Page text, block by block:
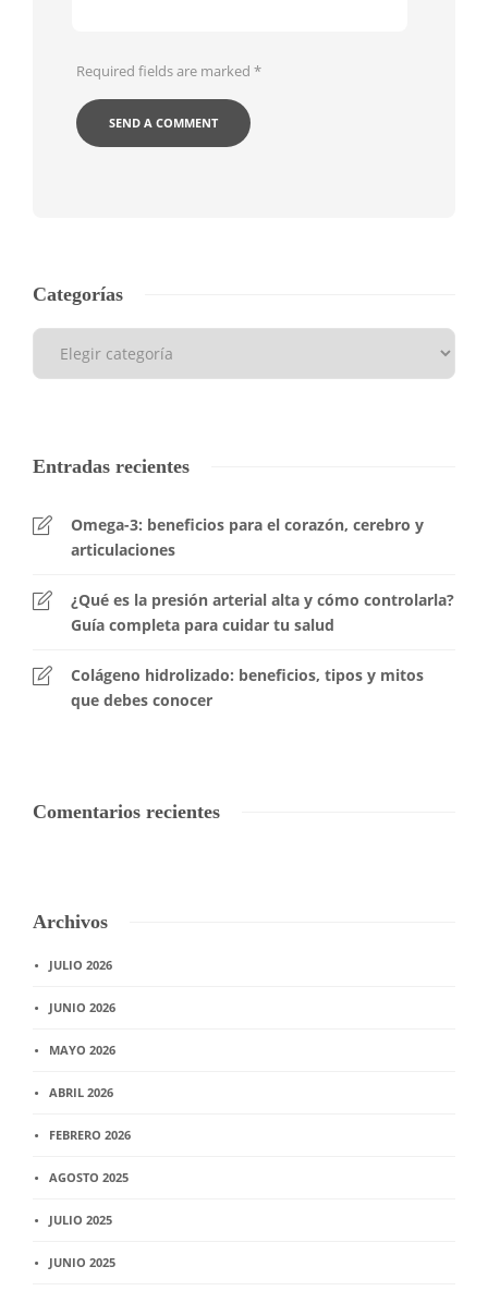
Required fields are marked *
Categorías
Entradas recientes
Omega-3: beneficios para el corazón, cerebro y
articulaciones
¿Qué es la presión arterial alta y cómo controlarla?
Guía completa para cuidar tu salud
Colágeno hidrolizado: beneficios, tipos y mitos
que debes conocer
Comentarios recientes
Archivos
JULIO 2026
JUNIO 2026
MAYO 2026
ABRIL 2026
FEBRERO 2026
AGOSTO 2025
JULIO 2025
JUNIO 2025